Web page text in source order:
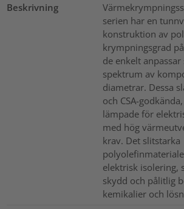
Beskrivning
serien har en
konstruktion av
krympningsgrad
de enkelt
spektrum av
diametrar. Dessa
och CSA-
lämpade för
med hög
krav. Det slitstarka
elektrisk isolering,
skydd och pålitlig
kemikalier och